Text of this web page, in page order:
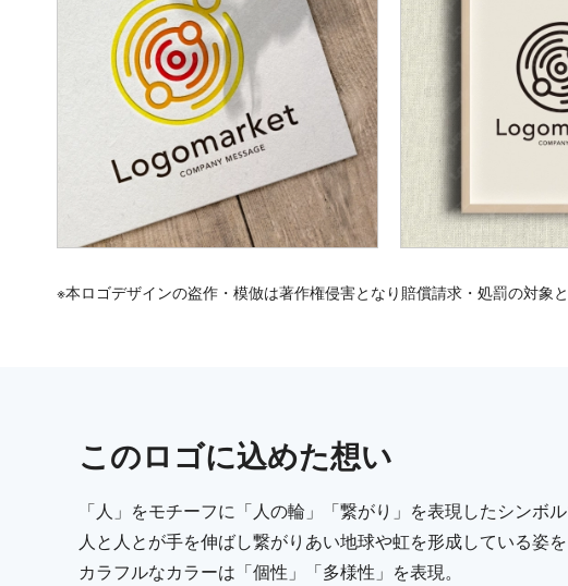
※本ロゴデザインの盗作・模倣は著作権侵害となり賠償請求・処罰の対象と
このロゴに込めた想い
「人」をモチーフに「人の輪」「繋がり」を表現したシンボル
人と人とが手を伸ばし繋がりあい地球や虹を形成している姿
カラフルなカラーは「個性」「多様性」を表現。